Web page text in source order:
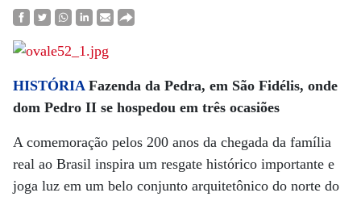
HISTÓRIAFazenda da Pedra, em São Fidélis, onde
dom Pedro II se hospedou em três ocasiões
A comemoração pelos 200 anos da chegada da família
real ao Brasil inspira um resgate histórico importante e
joga luz em um belo conjunto arquitetônico do norte do